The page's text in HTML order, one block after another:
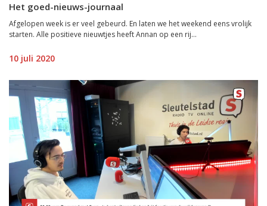
Het goed-nieuws-journaal
Afgelopen week is er veel gebeurd. En laten we het weekend eens vrolijk
starten. Alle positieve nieuwtjes heeft Annan op een rij...
10 juli 2020